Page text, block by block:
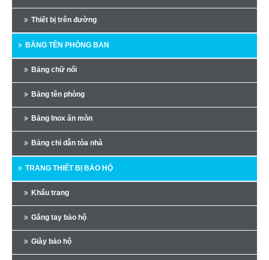
Thiết bị trên đường
BẢNG TÊN PHÒNG BAN
Bảng chữ nổi
Bảng tên phòng
Bảng Inox ăn mòn
Bảng chỉ dẫn tòa nhà
TRANG THIẾT BỊ BẢO HỘ
Khẩu trang
Găng tay bảo hộ
Giày bảo hộ